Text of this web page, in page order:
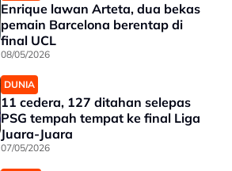
Enrique lawan Arteta, dua bekas
pemain Barcelona berentap di
final UCL
08/05/2026
DUNIA
11 cedera, 127 ditahan selepas
PSG tempah tempat ke final Liga
Juara-Juara
07/05/2026